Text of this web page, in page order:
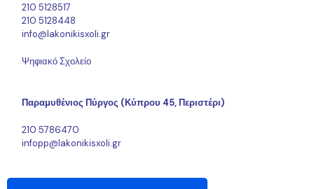
210 5128517
210 5128448
info@lakonikisxoli.gr
Ψηφιακό Σχολείο
Παραμυθένιος Πύργος (Κύπρου 45, Περιστέρι)
210 5786470
infopp@lakonikisxoli.gr